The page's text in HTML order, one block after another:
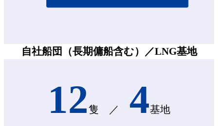
自社船団（長期傭船含む）／LNG基地
12隻 ／ 4基地